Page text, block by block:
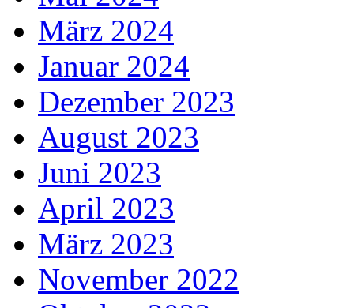
März 2024
Januar 2024
Dezember 2023
August 2023
Juni 2023
April 2023
März 2023
November 2022